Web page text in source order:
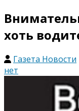
хоть
Газета Новости
нет